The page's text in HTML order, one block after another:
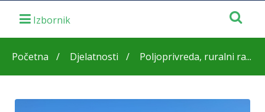
Početna Djelatnosti Poljoprivreda, ruralni ra...